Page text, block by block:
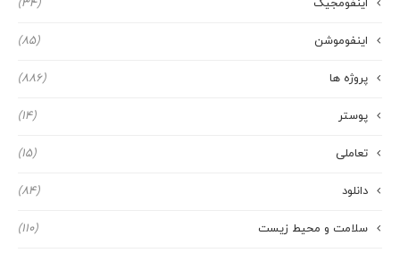
اینفومجیک (34)
اینفوموشن (85)
پروژه ها (886)
پوستر (14)
تعاملی (15)
دانلود (84)
سلامت و محیط زیست (110)